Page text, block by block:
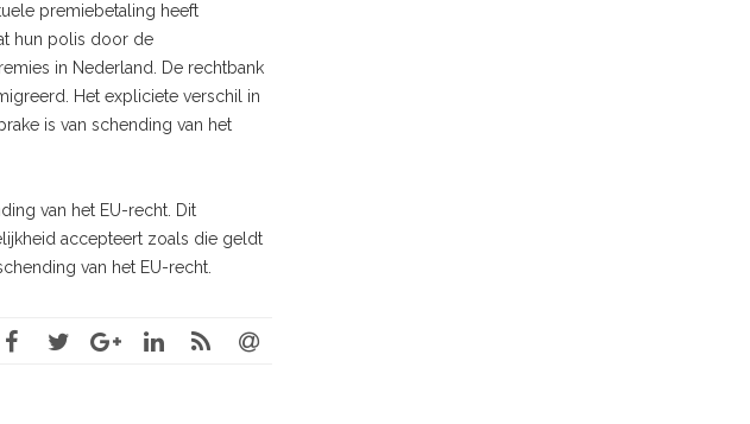
premiebetaling heeft
hun polis door de
in Nederland. De rechtbank
Het expliciete verschil in
is van schending van het
van het EU-recht. Dit
accepteert zoals die geldt
van het EU-recht.